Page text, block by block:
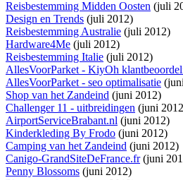
Reisbestemming Midden Oosten (juli
Design en Trends (juli 2012)
Reisbestemming Australie (juli 2012)
Hardware4Me (juli 2012)
Reisbestemming Italie (juli 2012)
AllesVoorParket - KiyOh
AllesVoorParket - seo optimalisatie
Shop van het Zandeind (juni 2012)
Challenger 11 - uitbreidingen (juni
AirportServiceBrabant.nl (juni 2012)
Kinderkleding By Frodo (juni 2012)
Camping van het Zandeind (juni 2012)
Canigo-GrandSiteDeFrance.fr(juni
Penny Blossoms (juni 2012)